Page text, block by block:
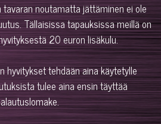
noutamatta jättäminen ei ole
Tällaisissa tapauksissa meillä on
20 euron lisäkulu.
hyvitykset tehdään aina käytetylle
tulee aina ensin täyttää